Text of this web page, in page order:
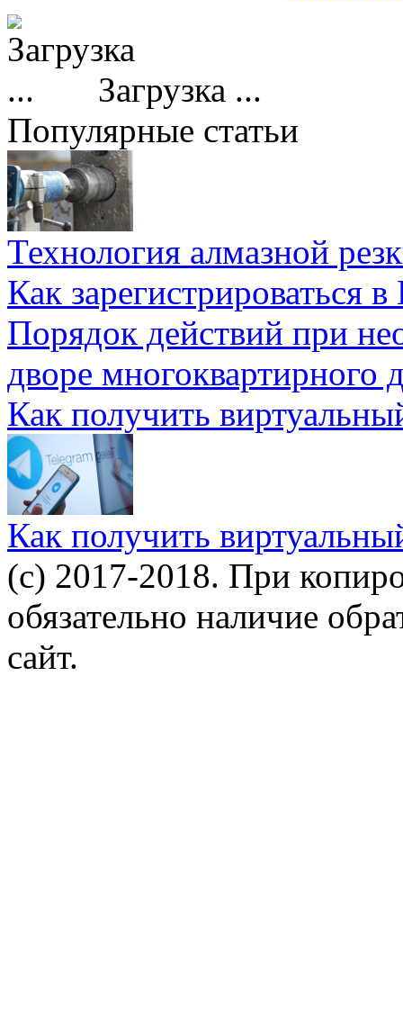
Загрузка ...
Популярные статьи
Технология алмазной
Как зарегистрироваться
Порядок действий при
дворе многоквартирного
Как получить
Как получить
(c) 2017-2018. При
обязательно наличие
сайт.